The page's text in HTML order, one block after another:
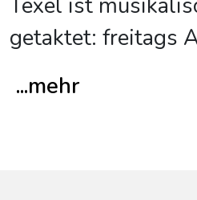
Texel ist
getaktet: freitags
...mehr